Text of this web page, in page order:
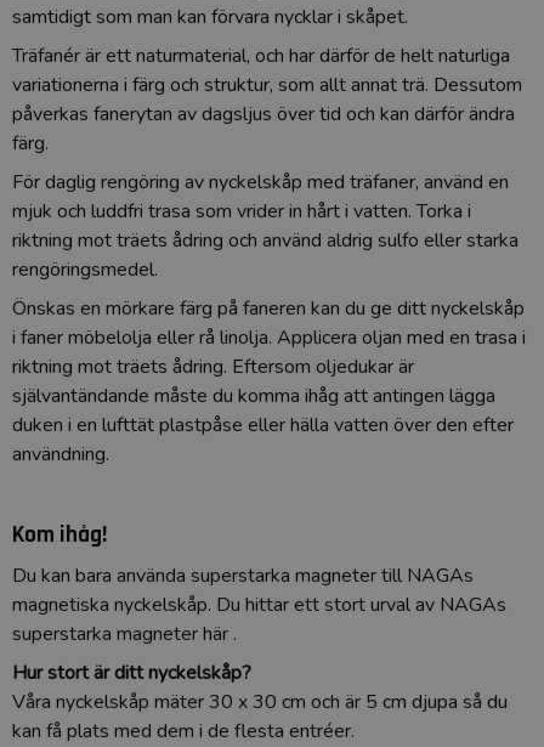
samtidigt som man kan förvara nycklar i skåpet.
Träfanér är ett naturmaterial, och har därför de helt naturliga
variationerna i färg och struktur, som allt annat trä. Dessutom
påverkas fanerytan av dagsljus över tid och kan därför ändra
färg.
För daglig rengöring av nyckelskåp med träfaner, använd en
mjuk och luddfri trasa som vrider in hårt i vatten. Torka i
riktning mot träets ådring och använd aldrig sulfo eller starka
rengöringsmedel.
Önskas en mörkare färg på faneren kan du ge ditt nyckelskåp
i faner möbelolja eller rå linolja. Applicera oljan med en trasa i
riktning mot träets ådring. Eftersom oljedukar är
självantändande måste du komma ihåg att antingen lägga
duken i en lufttät plastpåse eller hälla vatten över den efter
användning.
Kom ihåg!
Du kan bara använda superstarka magneter till NAGAs
magnetiska nyckelskåp. Du hittar ett stort urval av NAGAs
superstarka magneterhär .
Hur stort är ditt nyckelskåp?
Våra nyckelskåp mäter 30 x 30 cm och är 5 cm djupa så du
kan få plats med dem i de flesta entréer.